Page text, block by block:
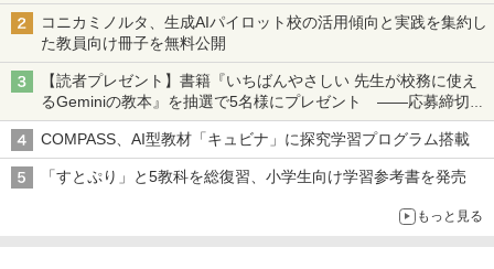
コニカミノルタ、生成AIパイロット校の活用傾向と実践を集約し
た教員向け冊子を無料公開
【読者プレゼント】書籍『いちばんやさしい 先生が校務に使え
るGeminiの教本』を抽選で5名様にプレゼント ――応募締切は
2026年8月12日（水）まで
COMPASS、AI型教材「キュビナ」に探究学習プログラム搭載
「すとぷり」と5教科を総復習、小学生向け学習参考書を発売
もっと見る